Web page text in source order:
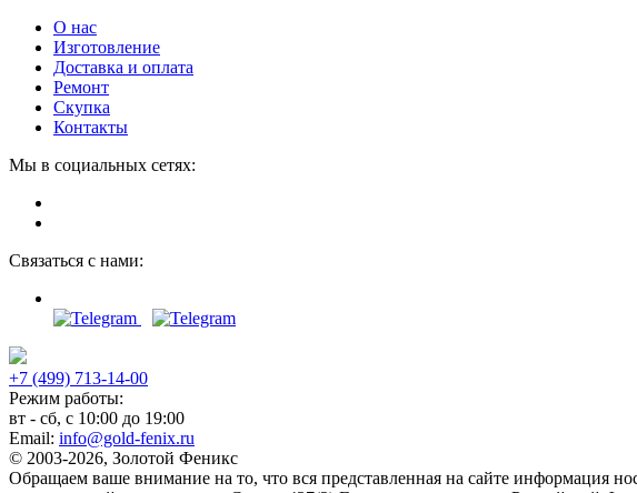
О нас
Изготовление
Доставка и оплата
Ремонт
Скупка
Контакты
Мы в социальных сетях:
Связаться с нами:
+7 (499) 713-14-00
Режим работы:
вт - сб, с 10:00 до 19:00
Email: info@gold-fenix.ru
© 2003-2026, Золотой Феникс
Обращаем ваше внимание на то, что вся представленная на сайте информация